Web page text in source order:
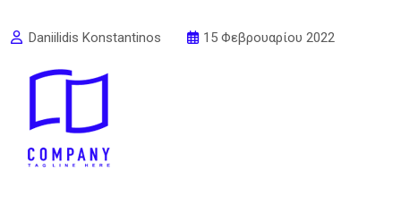
Daniilidis Konstantinos 15 Φεβρουαρίου 2022